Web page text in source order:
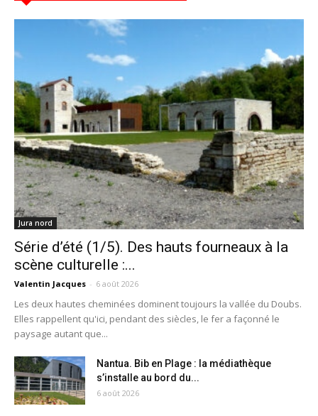
Jura nord
Série d’été (1/5). Des hauts fourneaux à la
scène culturelle :...
Valentin Jacques - 6 août 2026
Les deux hautes cheminées dominent toujours la vallée du Doubs.
Elles rappellent qu'ici, pendant des siècles, le fer a façonné le
paysage autant que...
Nantua. Bib en Plage : la médiathèque
s’installe au bord du...
6 août 2026